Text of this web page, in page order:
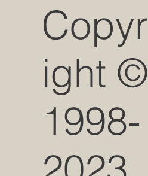
Copyr
ight ©
1998-